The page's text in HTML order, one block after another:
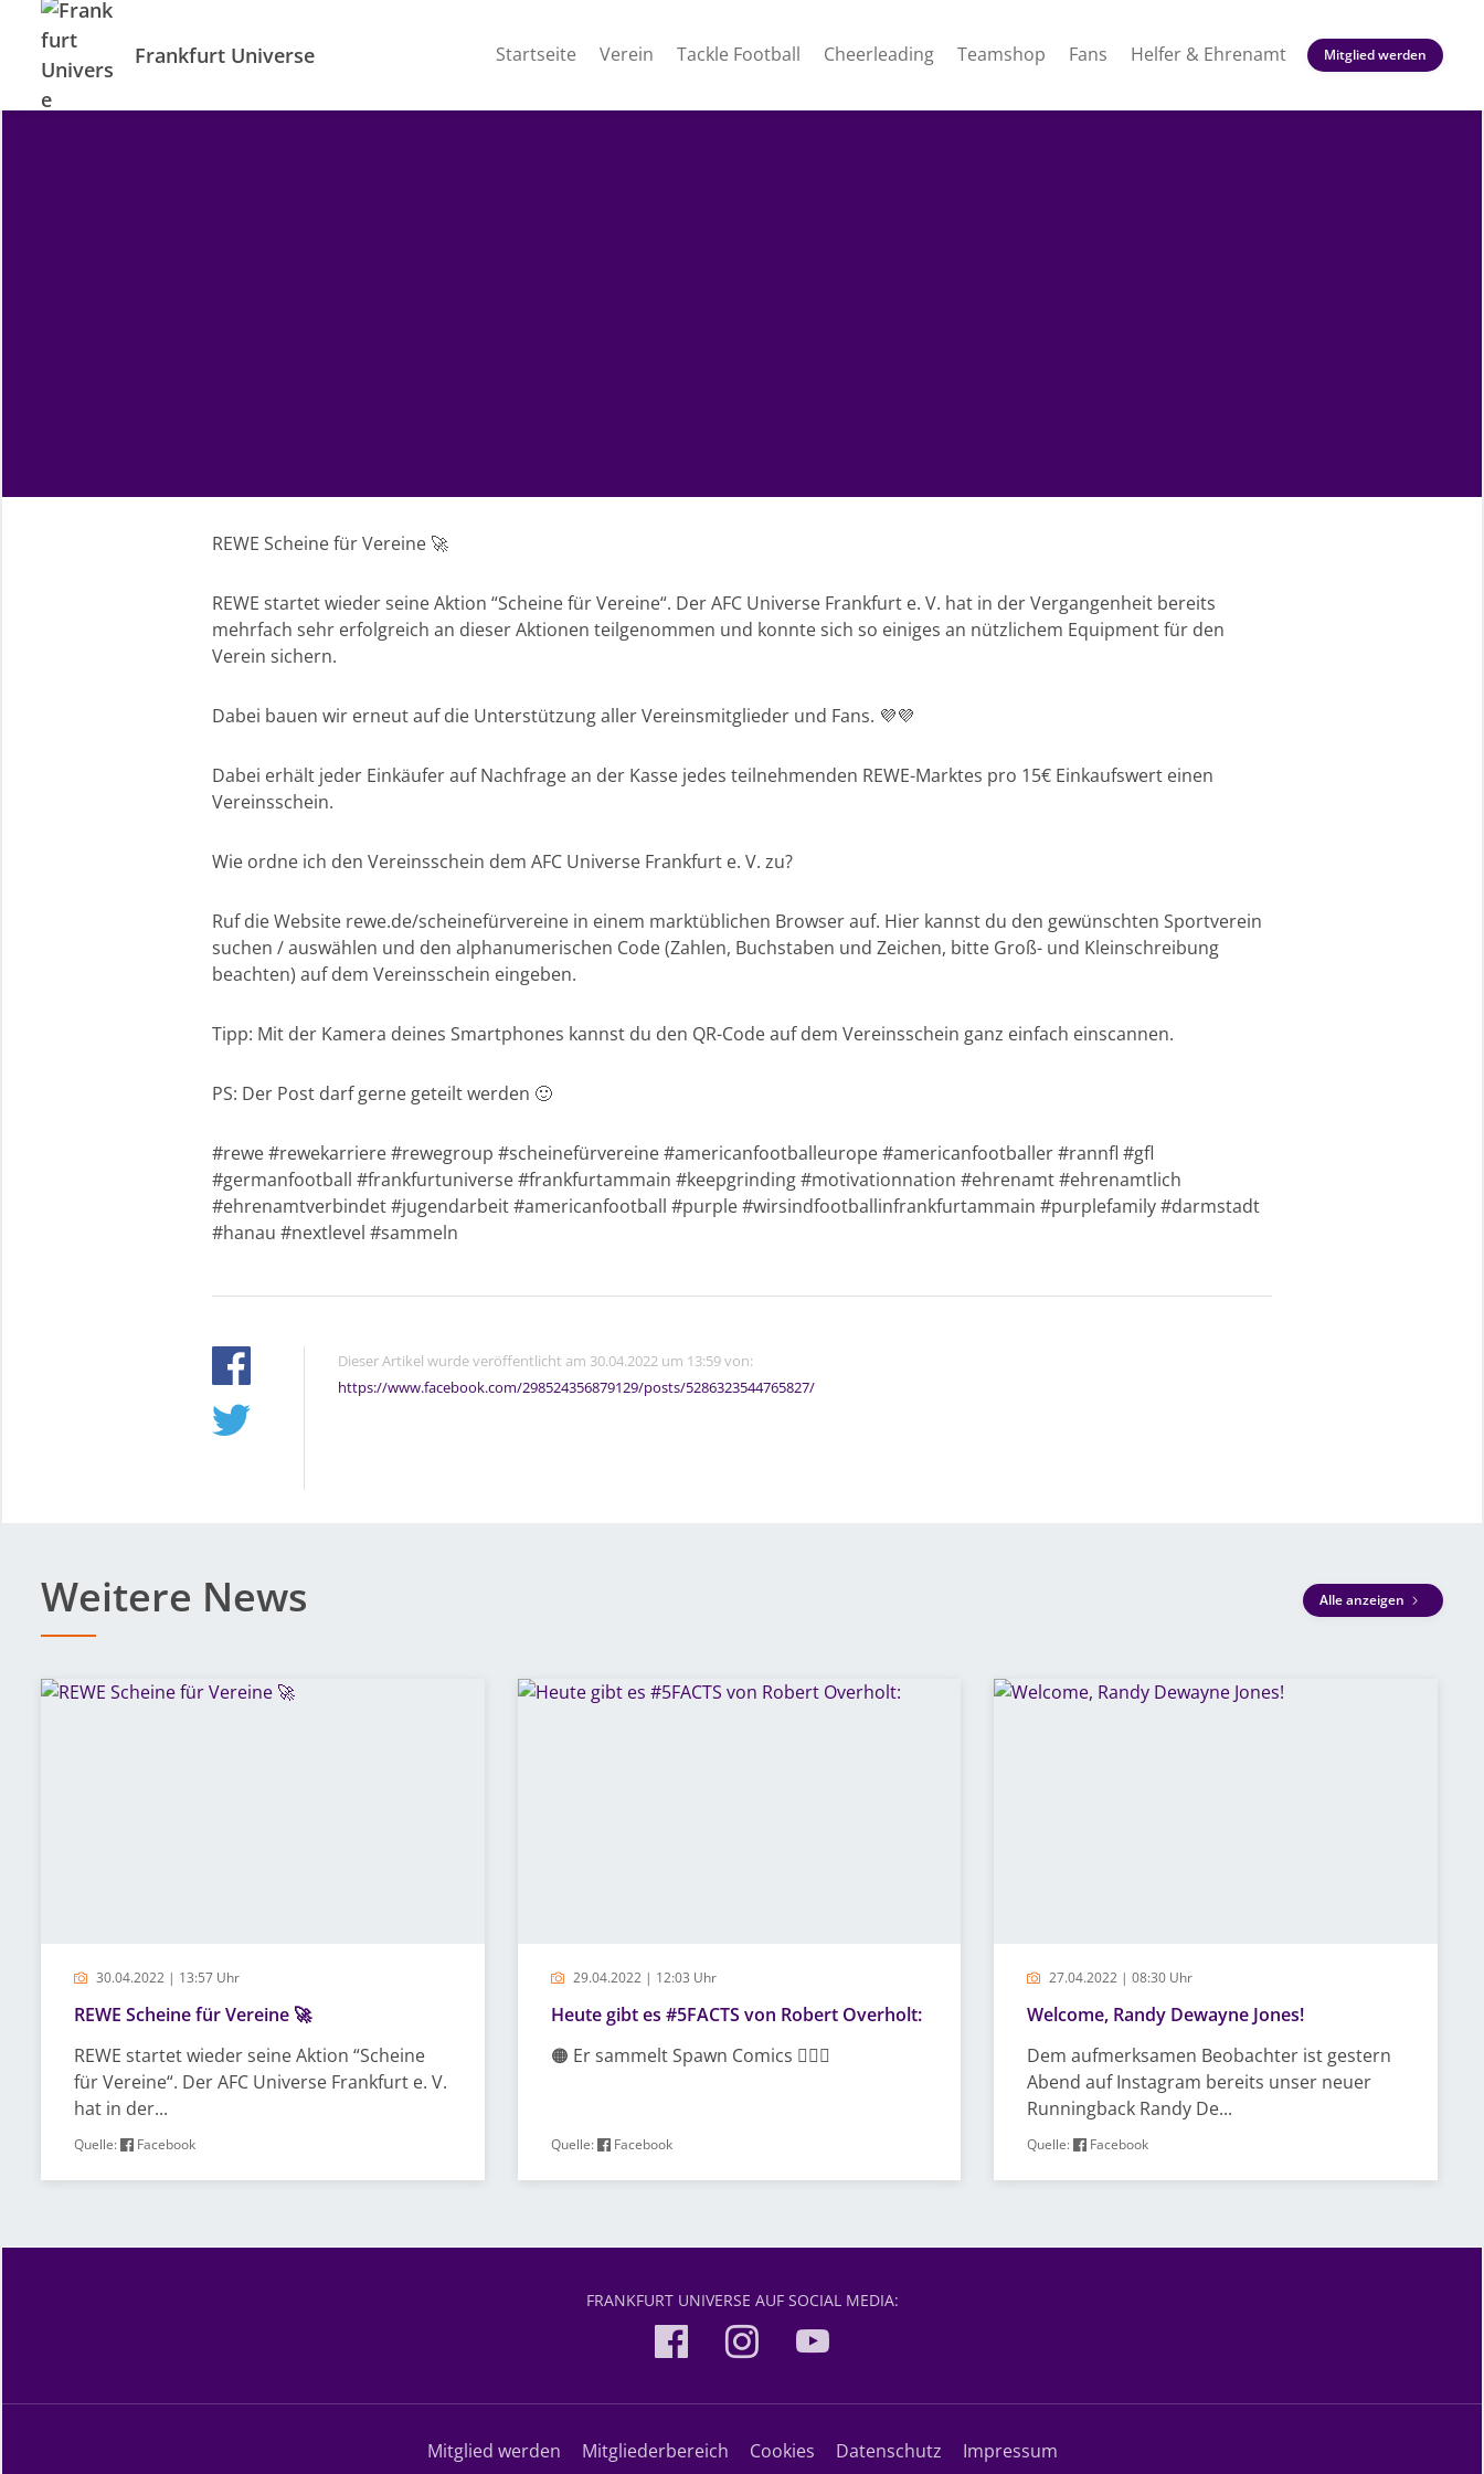
Frankfurt Universe Startseite Verein Tackle Football Cheerleading Teamshop Fans Helfer & Ehrenamt Mitglied werden
REWE Scheine für Vereine 🚀
REWE startet wieder seine Aktion “Scheine für Vereine“. Der AFC Universe Frankfurt e. V. hat in der Vergangenheit bereits
mehrfach sehr erfolgreich an dieser Aktionen teilgenommen und konnte sich so einiges an nützlichem Equipment für den
Verein sichern.
Dabei bauen wir erneut auf die Unterstützung aller Vereinsmitglieder und Fans. 💜💜
Dabei erhält jeder Einkäufer auf Nachfrage an der Kasse jedes teilnehmenden REWE-Marktes pro 15€ Einkaufswert einen
Vereinsschein.
Wie ordne ich den Vereinsschein dem AFC Universe Frankfurt e. V. zu?
Ruf die Website rewe.de/scheinefürvereine in einem marktüblichen Browser auf. Hier kannst du den gewünschten Sportverein
suchen / auswählen und den alphanumerischen Code (Zahlen, Buchstaben und Zeichen, bitte Groß- und Kleinschreibung
beachten) auf dem Vereinsschein eingeben.
Tipp: Mit der Kamera deines Smartphones kannst du den QR-Code auf dem Vereinsschein ganz einfach einscannen.
PS: Der Post darf gerne geteilt werden 🙂
#rewe #rewekarriere #rewegroup #scheinefürvereine #americanfootballeurope #americanfootballer #rannfl #gfl
#germanfootball #frankfurtuniverse #frankfurtammain #keepgrinding #motivationnation #ehrenamt #ehrenamtlich
#ehrenamtverbindet #jugendarbeit #americanfootball #purple #wirsindfootballinfrankfurtammain #purplefamily #darmstadt
#hanau #nextlevel #sammeln
Dieser Artikel wurde veröffentlicht am 30.04.2022 um 13:59 von:
https://www.facebook.com/298524356879129/posts/5286323544765827/
Weitere News Alle anzeigen
30.04.2022 | 13:57 Uhr
REWE Scheine für Vereine 🚀
REWE startet wieder seine Aktion “Scheine
für Vereine“. Der AFC Universe Frankfurt e. V.
hat in der...
Quelle: Facebook
29.04.2022 | 12:03 Uhr
Heute gibt es #5FACTS von Robert Overholt:
🟠 Er sammelt Spawn Comics 🦹🏽‍♂️
Quelle: Facebook
27.04.2022 | 08:30 Uhr
Welcome, Randy Dewayne Jones!
Dem aufmerksamen Beobachter ist gestern
Abend auf Instagram bereits unser neuer
Runningback Randy De...
Quelle: Facebook
FRANKFURT UNIVERSE AUF SOCIAL MEDIA:
Mitglied werden Mitgliederbereich Cookies Datenschutz Impressum